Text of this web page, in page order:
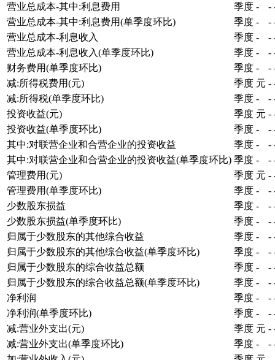
营业总成本-其中:利息费用
季度 - -
营业总成本-其中:利息费用(单季度环比)
季度 - -
营业总成本-利息收入
季度 - -
营业总成本-利息收入(单季度环比)
季度 - -
财务费用(单季度环比)
季度 - -
减:所得税费用(元)
季度 元 -
减:所得税(单季度环比)
季度 - -
投资收益(元)
季度 元 -
投资收益(单季度环比)
季度 - -
其中:对联营企业和合营企业的投资收益
季度 - -
其中:对联营企业和合营企业的投资收益(单季度环比) 季度 - -
管理费用(元)
季度 元 -
管理费用(单季度环比)
季度 - -
少数股东损益
季度 - -
少数股东损益(单季度环比)
季度 - -
归属于少数股东的其他综合收益
季度 - -
归属于少数股东的其他综合收益(单季度环比)
季度 - -
归属于少数股东的综合收益总额
季度 - -
归属于少数股东的综合收益总额(单季度环比)
季度 - -
净利润
季度 - -
净利润(单季度环比)
季度 - -
减:营业外支出(元)
季度 元 -
减:营业外支出(单季度环比)
季度 - -